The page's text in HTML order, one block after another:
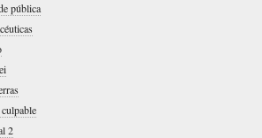
pública
2